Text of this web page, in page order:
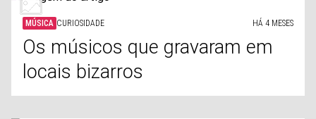
MÚSICA CURIOSIDADE HÁ 4 MESES
Os músicos que gravaram em
locais bizarros